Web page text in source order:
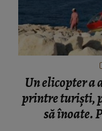
Un elicopter a
printre turiști,
să înoate.